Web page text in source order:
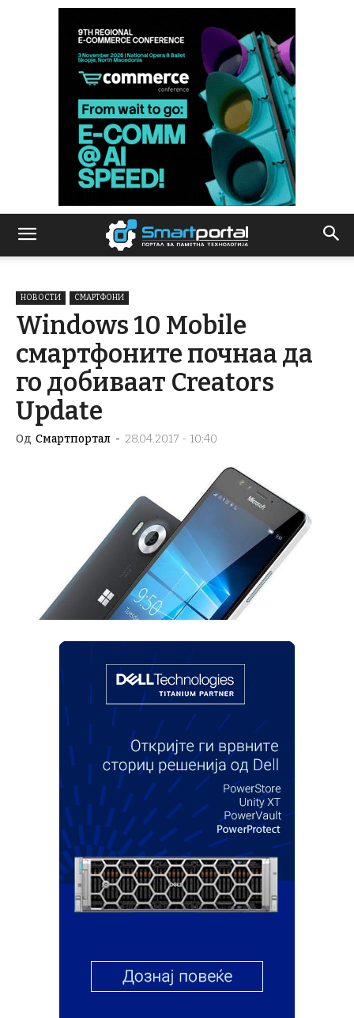
НОВОСТИ СМАРТФОНИ
Windows 10 Mobile
смартфоните почнаа да
го добиваат Creators
Update
Од Смартпортал - 28.04.2017 - 10:40